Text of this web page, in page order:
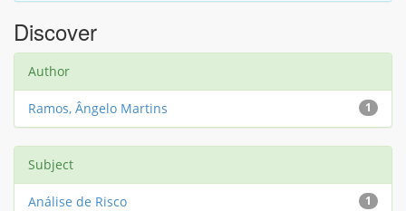
Discover
Author
1
Ramos, Ângelo Martins
Subject
1
Análise de Risco